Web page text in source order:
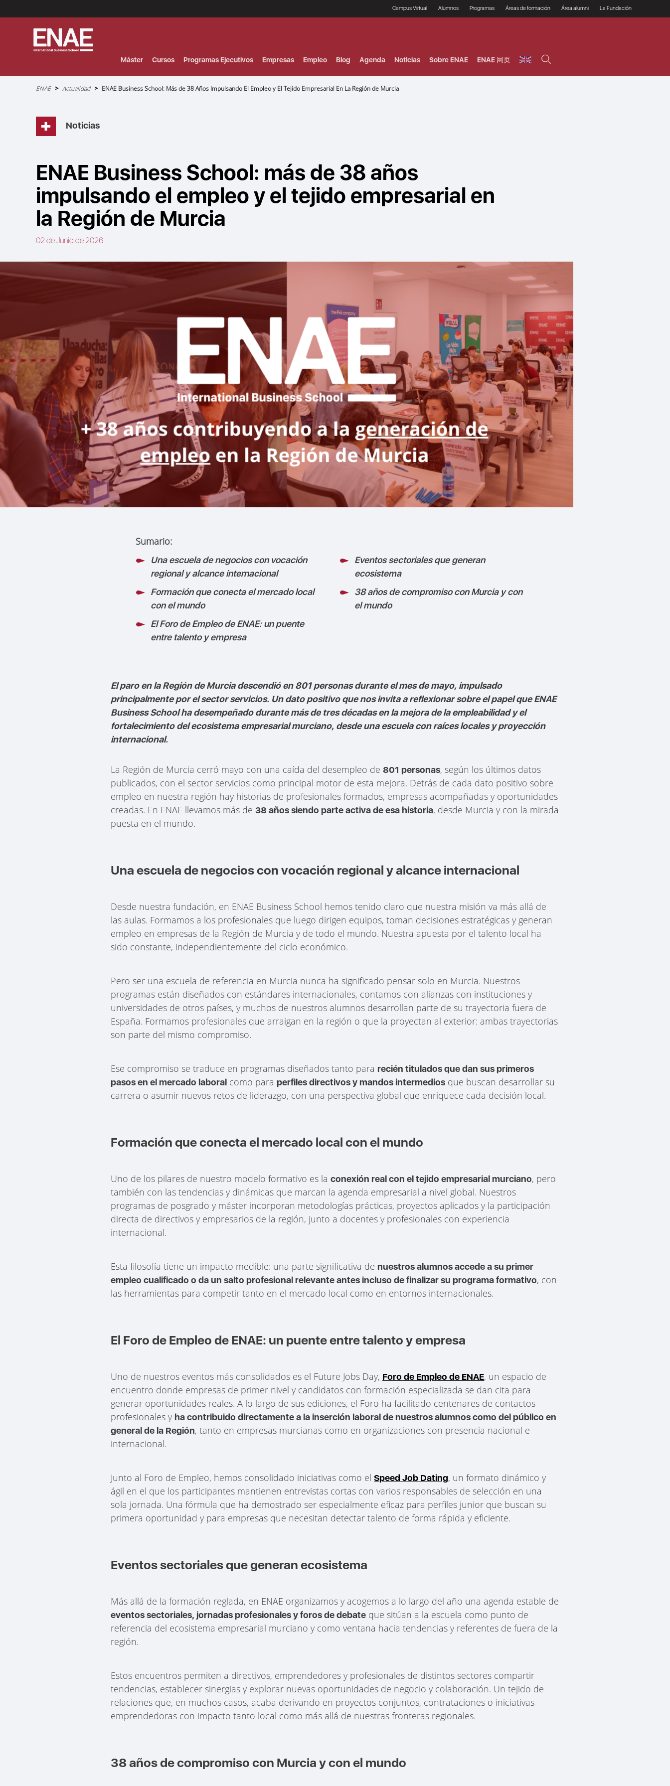
Campus Virtual Alumnos
Prácticas en empresas
Programas
Programas Ejecutivos
Áreas de formación
Riesgos
Área alumni La Fundación
Máster Cursos Programas Ejecutivos Empresas Empleo Blog Agenda Noticias Sobre ENAE ENAE 网页
Sobrescribir
la
navegación
ENAE Actualidad ENAE Business School: Más de 38 Años Impulsando El Empleo y El Tejido Empresarial En La Región de Murcia
Noticias
ENAE Business School: más de 38 años
impulsando el empleo y el tejido empresarial en
la Región de Murcia
02 de Junio de 2026
Sumario:
Una escuela de negocios con vocación
regional y alcance internacional
Formación que conecta el mercado local
con el mundo
El Foro de Empleo de ENAE: un puente
entre talento y empresa
Eventos sectoriales que generan
ecosistema
38 años de compromiso con Murcia y con
el mundo
El paro en la Región de Murcia descendió en 801 personas durante el mes de mayo, impulsado
principalmente por el sector servicios. Un dato positivo que nos invita a reflexionar sobre el papel que ENAE
Business School ha desempeñado durante más de tres décadas en la mejora de la empleabilidad y el
fortalecimiento del ecosistema empresarial murciano, desde una escuela con raíces locales y proyección
internacional.
La Región de Murcia cerró mayo con una caída del desempleo de 801 personas, según los últimos datos
publicados, con el sector servicios como principal motor de esta mejora. Detrás de cada dato positivo sobre
empleo en nuestra región hay historias de profesionales formados, empresas acompañadas y oportunidades
creadas. En ENAE llevamos más de 38 años siendo parte activa de esa historia, desde Murcia y con la mirada
puesta en el mundo.
Una escuela de negocios con vocación regional y alcance internacional
Desde nuestra fundación, en ENAE Business School hemos tenido claro que nuestra misión va más allá de
las aulas. Formamos a los profesionales que luego dirigen equipos, toman decisiones estratégicas y generan
empleo en empresas de la Región de Murcia y de todo el mundo. Nuestra apuesta por el talento local ha
sido constante, independientemente del ciclo económico.
Pero ser una escuela de referencia en Murcia nunca ha significado pensar solo en Murcia. Nuestros
programas están diseñados con estándares internacionales, contamos con alianzas con instituciones y
universidades de otros países, y muchos de nuestros alumnos desarrollan parte de su trayectoria fuera de
España. Formamos profesionales que arraigan en la región o que la proyectan al exterior: ambas trayectorias
son parte del mismo compromiso.
Ese compromiso se traduce en programas diseñados tanto para recién titulados que dan sus primeros
pasos en el mercado laboral como para perfiles directivos y mandos intermedios que buscan desarrollar su
carrera o asumir nuevos retos de liderazgo, con una perspectiva global que enriquece cada decisión local.
Formación que conecta el mercado local con el mundo
Uno de los pilares de nuestro modelo formativo es la conexión real con el tejido empresarial murciano, pero
también con las tendencias y dinámicas que marcan la agenda empresarial a nivel global. Nuestros
programas de posgrado y máster incorporan metodologías prácticas, proyectos aplicados y la participación
directa de directivos y empresarios de la región, junto a docentes y profesionales con experiencia
internacional.
Esta filosofía tiene un impacto medible: una parte significativa de nuestros alumnos accede a su primer
empleo cualificado o da un salto profesional relevante antes incluso de finalizar su programa formativo, con
las herramientas para competir tanto en el mercado local como en entornos internacionales.
El Foro de Empleo de ENAE: un puente entre talento y empresa
Uno de nuestros eventos más consolidados es el Future Jobs Day, Foro de Empleo de ENAE, un espacio de
encuentro donde empresas de primer nivel y candidatos con formación especializada se dan cita para
generar oportunidades reales. A lo largo de sus ediciones, el Foro ha facilitado centenares de contactos
profesionales y ha contribuido directamente a la inserción laboral de nuestros alumnos como del público en
general de la Región, tanto en empresas murcianas como en organizaciones con presencia nacional e
internacional.
Junto al Foro de Empleo, hemos consolidado iniciativas como el Speed Job Dating, un formato dinámico y
ágil en el que los participantes mantienen entrevistas cortas con varios responsables de selección en una
sola jornada. Una fórmula que ha demostrado ser especialmente eficaz para perfiles junior que buscan su
primera oportunidad y para empresas que necesitan detectar talento de forma rápida y eficiente.
Eventos sectoriales que generan ecosistema
Más allá de la formación reglada, en ENAE organizamos y acogemos a lo largo del año una agenda estable de
eventos sectoriales, jornadas profesionales y foros de debate que sitúan a la escuela como punto de
referencia del ecosistema empresarial murciano y como ventana hacia tendencias y referentes de fuera de la
región.
Estos encuentros permiten a directivos, emprendedores y profesionales de distintos sectores compartir
tendencias, establecer sinergias y explorar nuevas oportunidades de negocio y colaboración. Un tejido de
relaciones que, en muchos casos, acaba derivando en proyectos conjuntos, contrataciones o iniciativas
emprendedoras con impacto tanto local como más allá de nuestras fronteras regionales.
38 años de compromiso con Murcia y con el mundo